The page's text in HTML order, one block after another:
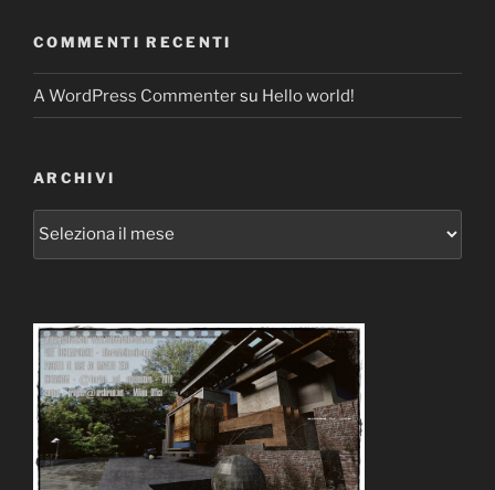
COMMENTI RECENTI
A WordPress Commentersu Hello world!
ARCHIVI
Archivi